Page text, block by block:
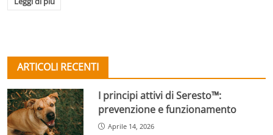
ARTICOLI RECENTI
I principi attivi di Seresto™:
prevenzione e funzionamento
Aprile 14, 2026